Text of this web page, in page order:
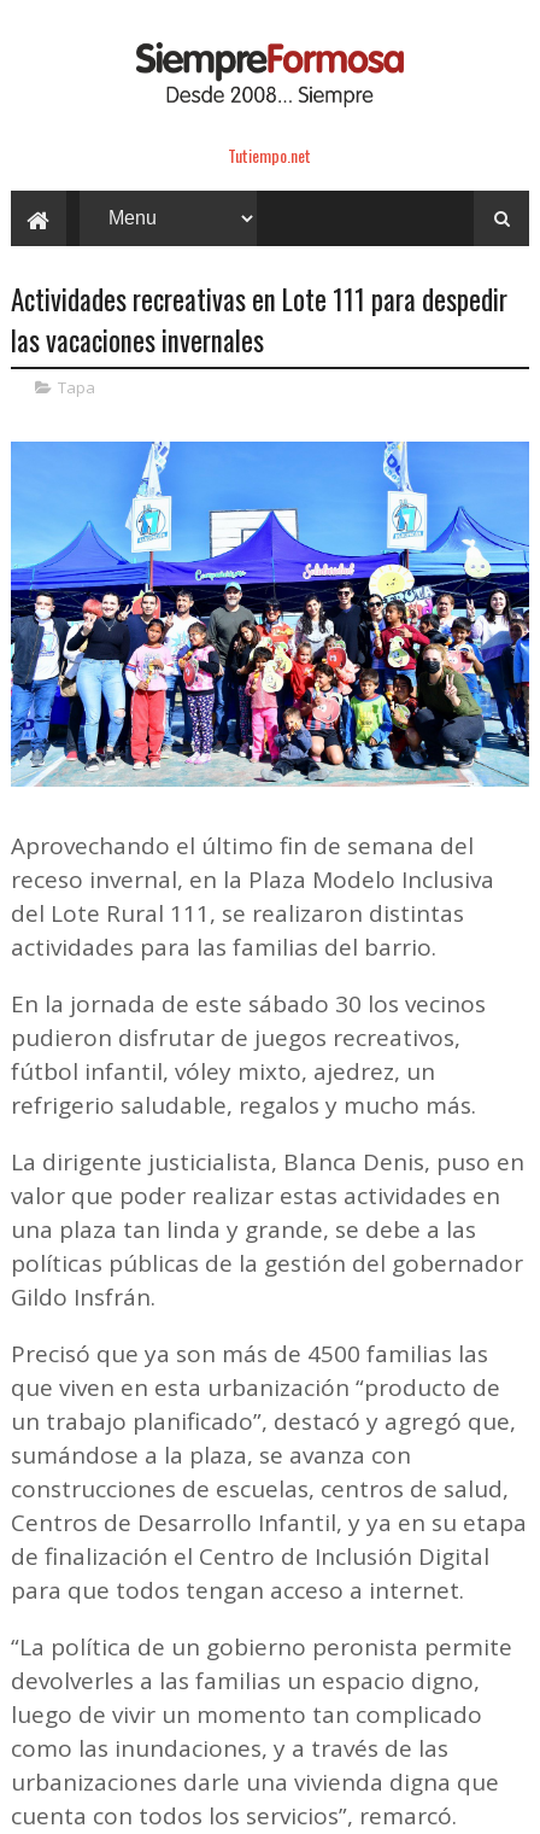
Tutiempo.net
Actividades recreativas en Lote 111 para despedir
las vacaciones invernales
Tapa
Aprovechando el último fin de semana del
receso invernal, en la Plaza Modelo Inclusiva
del Lote Rural 111, se realizaron distintas
actividades para las familias del barrio.
En la jornada de este sábado 30 los vecinos
pudieron disfrutar de juegos recreativos,
fútbol infantil, vóley mixto, ajedrez, un
refrigerio saludable, regalos y mucho más.
La dirigente justicialista, Blanca Denis, puso en
valor que poder realizar estas actividades en
una plaza tan linda y grande, se debe a las
políticas públicas de la gestión del gobernador
Gildo Insfrán.
Precisó que ya son más de 4500 familias las
que viven en esta urbanización “producto de
un trabajo planificado”, destacó y agregó que,
sumándose a la plaza, se avanza con
construcciones de escuelas, centros de salud,
Centros de Desarrollo Infantil, y ya en su etapa
de finalización el Centro de Inclusión Digital
para que todos tengan acceso a internet.
“La política de un gobierno peronista permite
devolverles a las familias un espacio digno,
luego de vivir un momento tan complicado
como las inundaciones, y a través de las
urbanizaciones darle una vivienda digna que
cuenta con todos los servicios”, remarcó.